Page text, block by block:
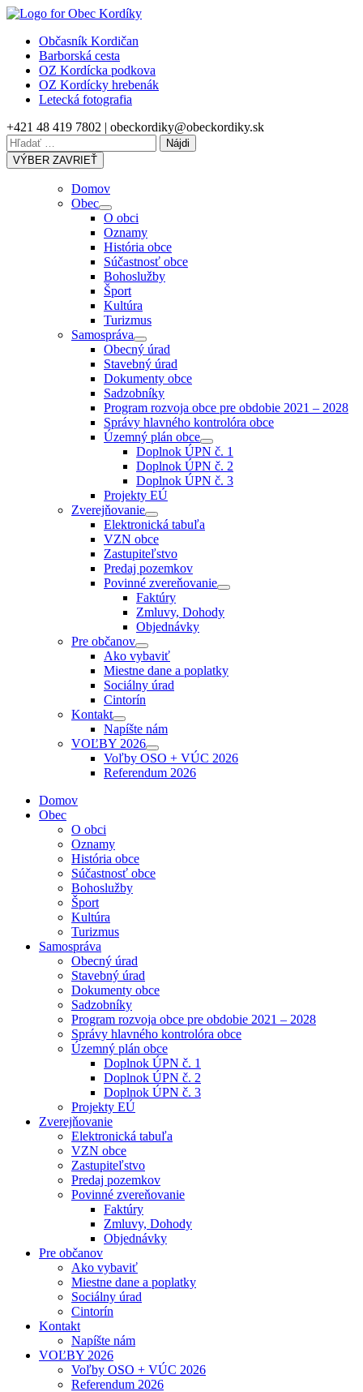
Skip
contentObčasník Kordičan
Barborská cesta
OZ Kordícka podkova
OZ Kordícky hrebenák
Letecká fotografia
+421 48 419 7802 | obeckordiky@obeckordiky.sk
Hľadať:
VÝBER ZAVRIEŤ
Domov
Obec
Show
sub
menu
O obci
Oznamy
História obce
Súčastnosť obce
Bohoslužby
Šport
Kultúra
Turizmus
Samospráva
Show
sub
menu
Obecný úrad
Stavebný úrad
Dokumenty obce
Sadzobníky
Program rozvoja obce pre obdobie 2021 – 2028
Správy hlavného kontrolóra obce
Územný plán obce
Show
sub
menu
Doplnok ÚPN č. 1
Doplnok ÚPN č. 2
Doplnok ÚPN č. 3
Projekty EÚ
Zverejňovanie
Show
sub
menu
Elektronická tabuľa
VZN obce
Zastupiteľstvo
Predaj pozemkov
Povinné zvereňovanie
Show
menu
Faktúry
Zmluvy, Dohody
Objednávky
Pre občanov
Show
sub
menu
Ako vybaviť
Miestne dane a poplatky
Sociálny úrad
Cintorín
Kontakt
Show
sub
menu
Napíšte nám
VOĽBY 2026
Show
sub
menu
Voľby OSO + VÚC 2026
Referendum 2026
Domov
Obec
O obci
Oznamy
História obce
Súčastnosť obce
Bohoslužby
Šport
Kultúra
Turizmus
Samospráva
Obecný úrad
Stavebný úrad
Dokumenty obce
Sadzobníky
Program rozvoja obce pre obdobie 2021 – 2028
Správy hlavného kontrolóra obce
Územný plán obce
Doplnok ÚPN č. 1
Doplnok ÚPN č. 2
Doplnok ÚPN č. 3
Projekty EÚ
Zverejňovanie
Elektronická tabuľa
VZN obce
Zastupiteľstvo
Predaj pozemkov
Povinné zvereňovanie
Faktúry
Zmluvy, Dohody
Objednávky
Pre občanov
Ako vybaviť
Miestne dane a poplatky
Sociálny úrad
Cintorín
Kontakt
Napíšte nám
VOĽBY 2026
Voľby OSO + VÚC 2026
Referendum 2026